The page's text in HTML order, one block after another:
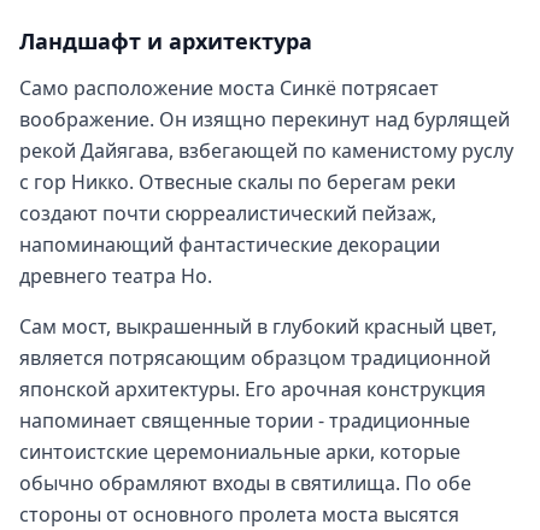
Ландшафт и архитектура
Само расположение моста Синкё потрясает
воображение. Он изящно перекинут над бурлящей
рекой Дайягава, взбегающей по каменистому руслу
с гор Никко. Отвесные скалы по берегам реки
создают почти сюрреалистический пейзаж,
напоминающий фантастические декорации
древнего театра Но.
Сам мост, выкрашенный в глубокий красный цвет,
является потрясающим образцом традиционной
японской архитектуры. Его арочная конструкция
напоминает священные тории - традиционные
синтоистские церемониальные арки, которые
обычно обрамляют входы в святилища. По обе
стороны от основного пролета моста высятся